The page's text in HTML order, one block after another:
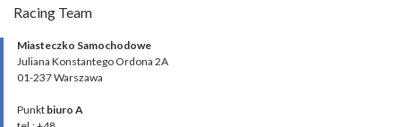
Racing Team
Miasteczko Samochodowe
Juliana Konstantego Ordona 2A
01-237 Warszawa
Punkt biuro A